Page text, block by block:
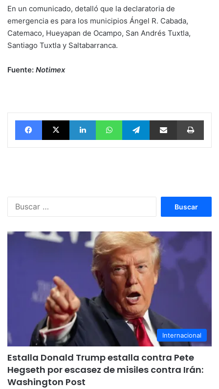
En un comunicado, detalló que la declaratoria de
emergencia es para los municipios Ángel R. Cabada,
Catemaco, Hueyapan de Ocampo, San Andrés Tuxtla,
Santiago Tuxtla y Saltabarranca.
Fuente: Notimex
FacebookX LinkedInWhatsAppTelegramvía email
Internacional
Estalla Donald Trump estalla contra Pete
Hegseth por escasez de misiles contra Irán:
Washington Post